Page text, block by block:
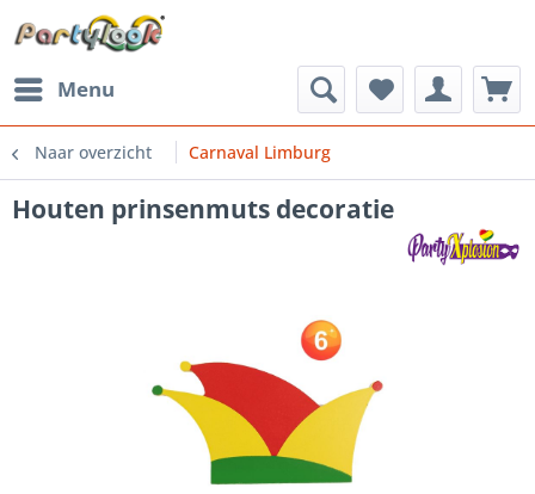
Menu
Naar overzicht Carnaval Limburg
Houten prinsenmuts decoratie